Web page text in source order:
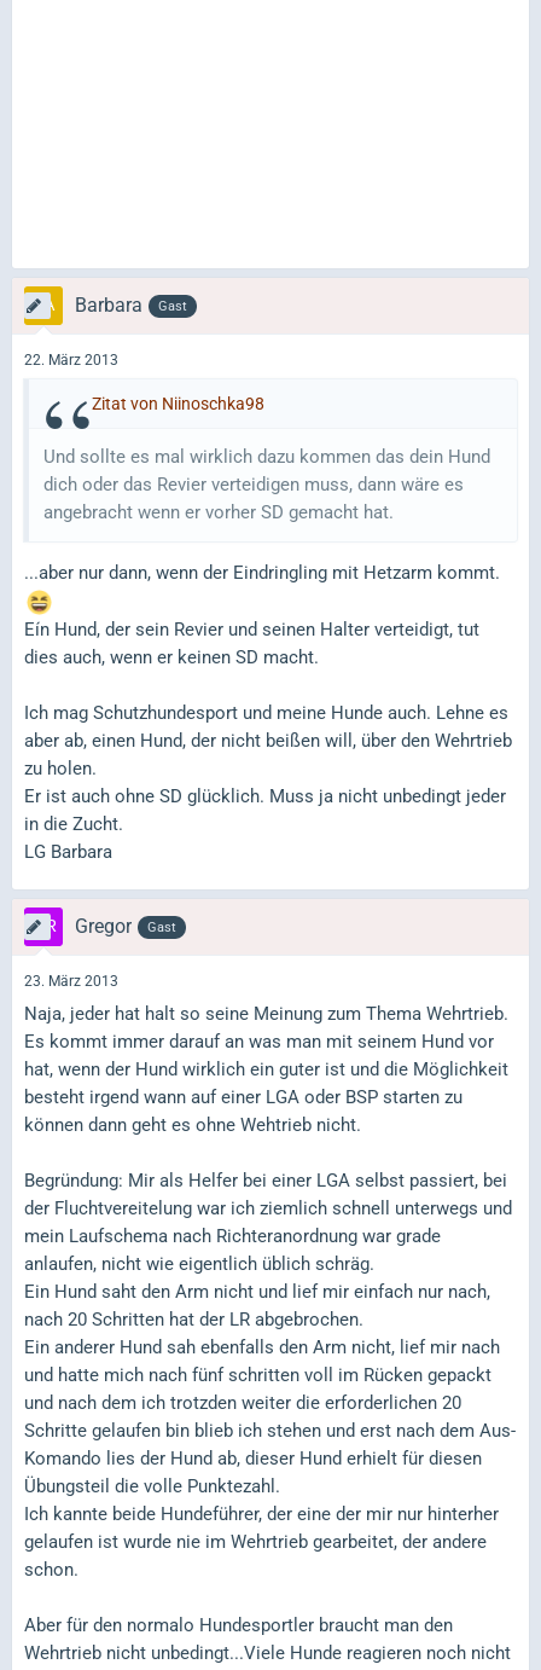
Barbara Gast
22. März 2013
Zitat von Niinoschka98
Und sollte es mal wirklich dazu kommen das dein Hund
dich oder das Revier verteidigen muss, dann wäre es
angebracht wenn er vorher SD gemacht hat.
...aber nur dann, wenn der Eindringling mit Hetzarm kommt.
Eín Hund, der sein Revier und seinen Halter verteidigt, tut
dies auch, wenn er keinen SD macht.
Ich mag Schutzhundesport und meine Hunde auch. Lehne es
aber ab, einen Hund, der nicht beißen will, über den Wehrtrieb
zu holen.
Er ist auch ohne SD glücklich. Muss ja nicht unbedingt jeder
in die Zucht.
LG Barbara
Gregor Gast
23. März 2013
Naja, jeder hat halt so seine Meinung zum Thema Wehrtrieb.
Es kommt immer darauf an was man mit seinem Hund vor
hat, wenn der Hund wirklich ein guter ist und die Möglichkeit
besteht irgend wann auf einer LGA oder BSP starten zu
können dann geht es ohne Wehtrieb nicht.
Begründung: Mir als Helfer bei einer LGA selbst passiert, bei
der Fluchtvereitelung war ich ziemlich schnell unterwegs und
mein Laufschema nach Richteranordnung war grade
anlaufen, nicht wie eigentlich üblich schräg.
Ein Hund saht den Arm nicht und lief mir einfach nur nach,
nach 20 Schritten hat der LR abgebrochen.
Ein anderer Hund sah ebenfalls den Arm nicht, lief mir nach
und hatte mich nach fünf schritten voll im Rücken gepackt
und nach dem ich trotzden weiter die erforderlichen 20
Schritte gelaufen bin blieb ich stehen und erst nach dem Aus-
Komando lies der Hund ab, dieser Hund erhielt für diesen
Übungsteil die volle Punktezahl.
Ich kannte beide Hundeführer, der eine der mir nur hinterher
gelaufen ist wurde nie im Wehrtrieb gearbeitet, der andere
schon.
Aber für den normalo Hundesportler braucht man den
Wehrtrieb nicht unbedingt...Viele Hunde reagieren noch nicht